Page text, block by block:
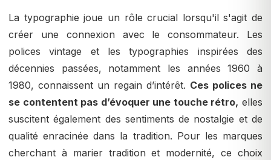
La typographie joue un rôle crucial lorsqu'il s'agit de
créer une connexion avec le consommateur. Les
polices vintage et les typographies inspirées des
décennies passées, notamment les années 1960 à
1980, connaissent un regain d’intérêt. Ces polices ne
se contentent pas d’évoquer une touche rétro, elles
suscitent également des sentiments de nostalgie et de
qualité enracinée dans la tradition. Pour les marques
cherchant à marier tradition et modernité, ce choix